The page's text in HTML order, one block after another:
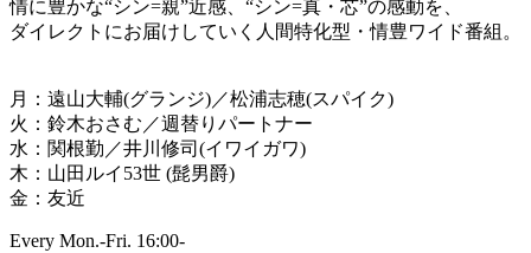
情に豊かな“シン=親”近感、“シン=真・芯”の感動を、
ダイレクトにお届けしていく人間特化型・情豊ワイド番組。
月：遠山大輔(グランジ)／松浦志穂(スパイク)
火：鈴木おさむ／週替りパートナー
水：関根勤／井川修司(イワイガワ)
木：山田ルイ53世 (髭男爵)
金：友近
Every Mon.-Fri. 16:00-